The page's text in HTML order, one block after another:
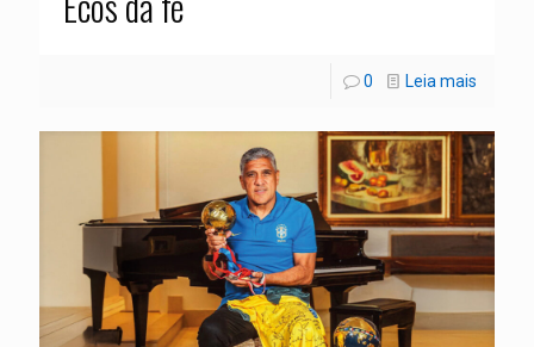
0 Leia mais